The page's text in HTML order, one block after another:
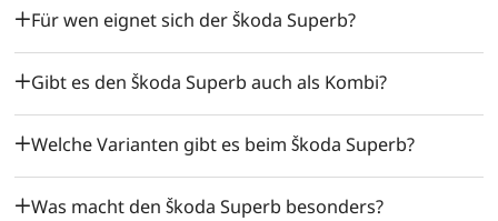
Für wen eignet sich der Škoda Superb?
Gibt es den Škoda Superb auch als Kombi?
Welche Varianten gibt es beim Škoda Superb?
Was macht den Škoda Superb besonders?